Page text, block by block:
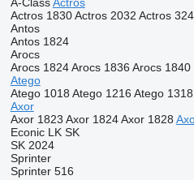
Actros 1830 Actros 2032 Actros
Antos
Antos 1824
Arocs
Arocs 1824 Arocs 1836 Arocs 1840
Atego
Atego 1018 Atego 1216 Atego 1318
Axor
Axor 1823 Axor 1824 Axor 1828
Econic LK SK
SK 2024
Sprinter
Sprinter 516